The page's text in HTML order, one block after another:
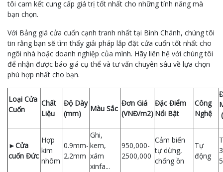
tôi cam kết cung cấp giá trị tốt nhất cho những tính năng mà
bạn chọn.
Với Bảng giá cửa cuốn cạnh tranh nhất tại Bình Chánh, chúng tôi
tin rằng bạn sẽ tìm thấy giải pháp lắp đặt cửa cuốn tốt nhất cho
ngôi nhà hoặc doanh nghiệp của mình. Hãy liên hệ với chúng tôi
để nhận được báo giá cụ thể và tư vấn chuyên sâu về lựa chọn
phù hợp nhất cho bạn.
Loại Cửa
Cuốn
Chất
Liệu
Độ Dày
(mm)
Màu Sắc
Đơn Giá
(VNĐ/m2)
Đặc Điểm
Nổi Bật
Công
Nghệ
►Cửa
cuốn Đức
Hợp
kim
nhôm
0.9mm-
2.2mm
Ghi,
kem,
xám
xinfa...
950,000-
2500,000
Cảm biến
tự dừng,
chống ồn
Tự
động